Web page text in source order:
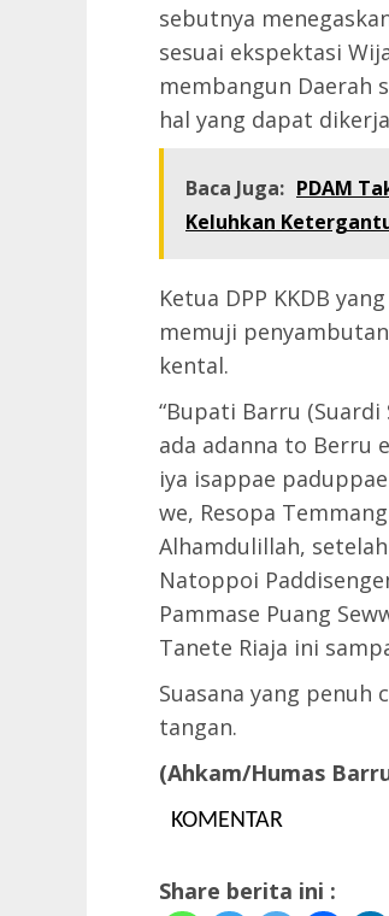
sebutnya
sesuai ekspektasi
membangun Daerah
hal yang dapat
Baca Juga: PDAM
Keluhkan
Ketua DPP KKDB
memuji
kental.
“Bupati Barru
ada adanna to Berru
iya isappae
we, Resopa
Alhamdulillah,
Natoppoi
Pammase Puang
Tanete Riaja ini
Suasana yang penuh
tangan.
(Ahkam/Humas
KOMENTAR
Share berita ini :